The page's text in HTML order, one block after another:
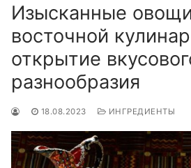
Изысканные
восточной
открытие
разнообразия
18.08.2023 ИНГРЕДИЕНТЫ